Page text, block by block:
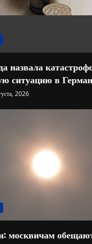
назвала
ситуацию в
2026
москвичам